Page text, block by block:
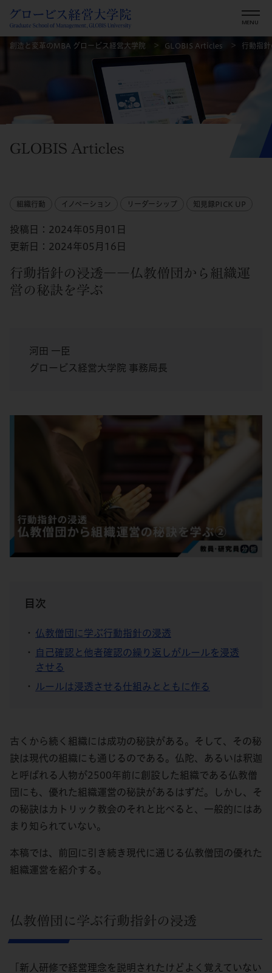
創造と変革のMBA グロービス経営大学院 GLOBIS Articles 行動指
GLOBIS Articles
組織行動 イノベーション リーダーシップ 知見録PICK UP
投稿日：2024年05月01日
更新日：2024年05月16日
行動指針の浸透――仏教僧団から組織運
営の秘訣を学ぶ
河田 一臣
グロービス経営大学院 事務局長
目次
仏教僧団に学ぶ行動指針の浸透
自己確認と他者確認の繰り返しがルールを浸透
させる
ルールは浸透させる仕組みとともに作る
古くから続く組織には成功の秘訣がある。そして、その秘
訣は現代の組織にも通じるのである。仏陀、あるいは釈迦
と呼ばれる人物が2500年前に創設した組織である仏教僧
団にも、優れた組織運営の秘訣があるはずだ。しかし、そ
の秘訣はカトリック教会のそれと比べると、一般的にはあ
まり知られていない。
本稿では、前回に引き続き現代に通じる仏教僧団の優れた
組織運営を紹介する。
仏教僧団に学ぶ行動指針の浸透
「新人研修で経営理念を説明されたけどよく覚えていない